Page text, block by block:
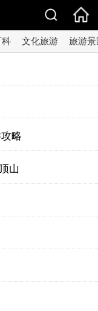
科 文化旅游 旅游景
略
山